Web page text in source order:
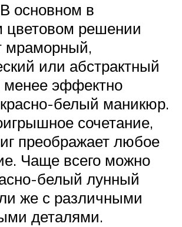
основном в
цветовом решении
мраморный,
или абстрактный
менее эффектно
белый маникюр.
сочетание,
преображает любое
Чаще всего можно
белый лунный
же с различными
деталями.